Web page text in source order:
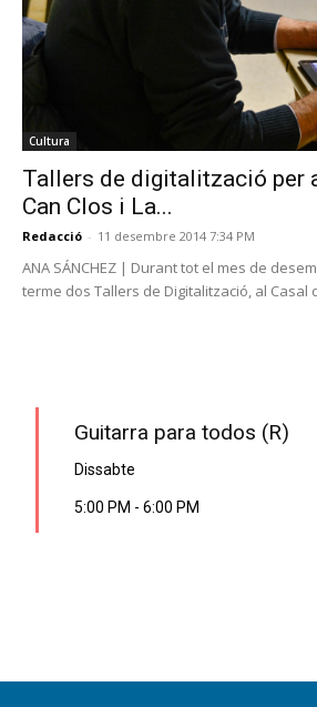
Cultura
Tallers de digitalització per
Can Clos i La...
Redacció - 11 desembre 2014 7:34 PM
ANA SÁNCHEZ | Durant tot el mes de
terme dos Tallers de Digitalització, al Casal
Guitarra para todos (R)
Dissabte
5:00 PM - 6:00 PM